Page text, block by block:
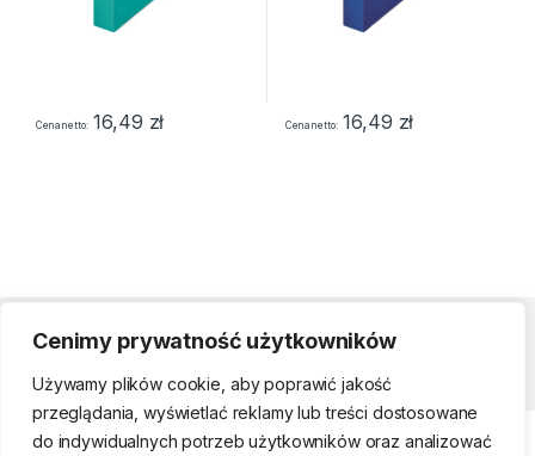
Cenimy prywatność użytkowników
Używamy plików cookie, aby poprawić jakość
przeglądania, wyświetlać reklamy lub treści dostosowane
do indywidualnych potrzeb użytkowników oraz analizować
Cena netto 16,49 zł Cena netto 16,49 zł
Strefa klienta